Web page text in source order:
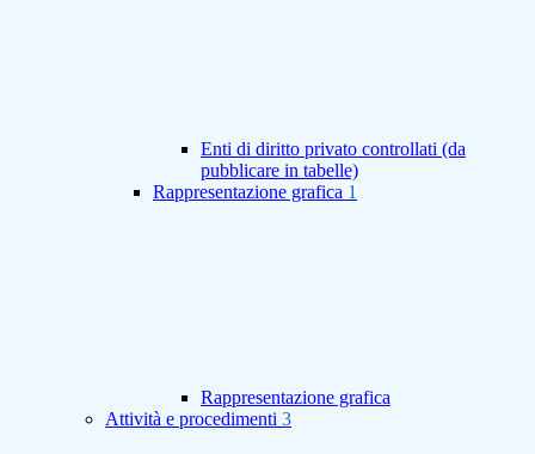
Enti di diritto privato controllati (da
pubblicare in tabelle)
Rappresentazione grafica 1
Rappresentazione grafica
Attività e procedimenti 3